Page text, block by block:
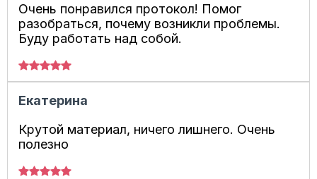
Очень понравился протокол! Помог
разобраться, почему возникли проблемы.
Буду работать над собой.
Екатерина
Крутой материал, ничего лишнего. Очень
полезно